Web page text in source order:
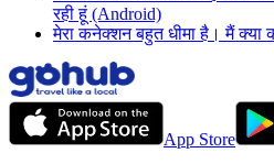
रही हूं (Android)
मेरा कनेक्शन बहुत धीमा है। मैं
App Store